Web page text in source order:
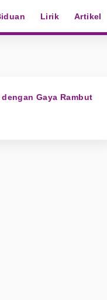
Lirik Artikel
Gaya Rambut